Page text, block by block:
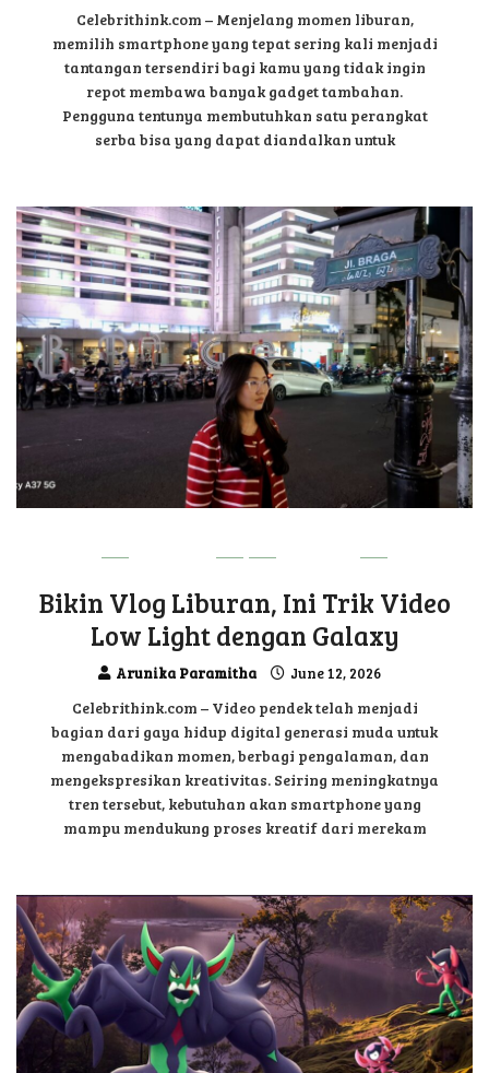
Celebrithink.com – Menjelang momen liburan,
memilih smartphone yang tepat sering kali menjadi
tantangan tersendiri bagi kamu yang tidak ingin
repot membawa banyak gadget tambahan.
Pengguna tentunya membutuhkan satu perangkat
serba bisa yang dapat diandalkan untuk
Bikin Vlog Liburan, Ini Trik Video
Low Light dengan Galaxy
Arunika Paramitha June 12, 2026
Celebrithink.com – Video pendek telah menjadi
bagian dari gaya hidup digital generasi muda untuk
mengabadikan momen, berbagi pengalaman, dan
mengekspresikan kreativitas. Seiring meningkatnya
tren tersebut, kebutuhan akan smartphone yang
mampu mendukung proses kreatif dari merekam